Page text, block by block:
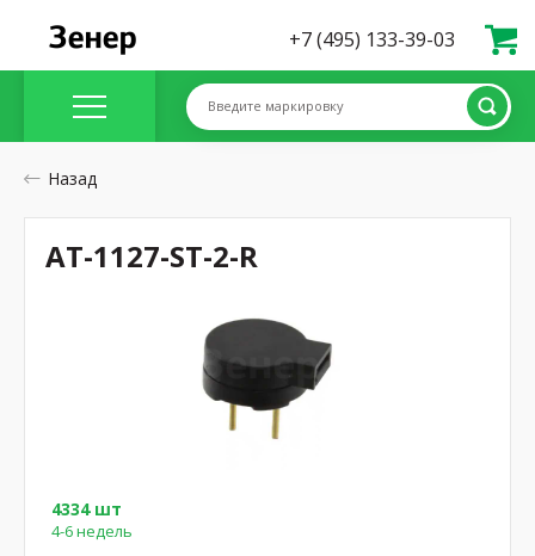
+7 (495) 133-39-03
Введите маркировку
Назад
4334 шт
4-6 недель
AT-1127-ST-2-R